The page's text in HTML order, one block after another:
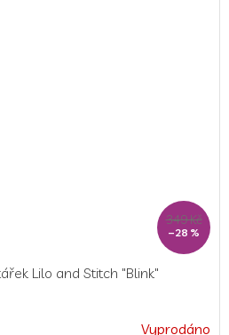
349 Kč
–28 %
Lilo and Stitch "Blink"
Vyprodáno